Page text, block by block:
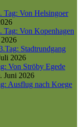
Tag: Von Helsingoer
Tag: Von Kopenhagen
Stadtrundgang
2026
Von Ströby Egede
Juni 2026
Ausflug nach Koege